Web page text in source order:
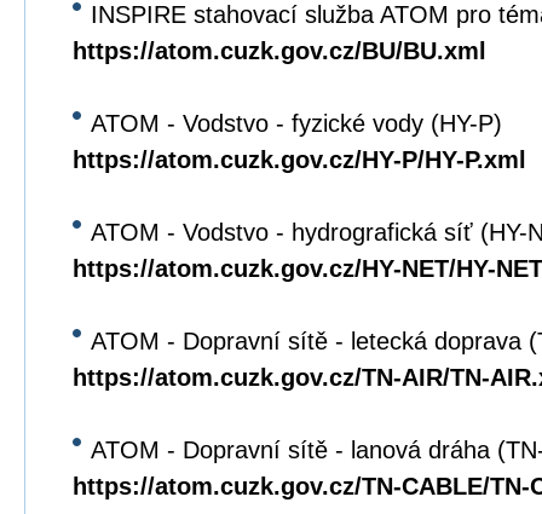
INSPIRE stahovací služba ATOM pro
https://atom.cuzk.gov.cz/BU/BU.xml
ATOM - Vodstvo - fyzické vody (HY-P)
https://atom.cuzk.gov.cz/HY-P/HY-P.xml
ATOM - Vodstvo - hydrografická síť (HY-
https://atom.cuzk.gov.cz/HY-NET/HY-
ATOM - Dopravní sítě - letecká doprava
https://atom.cuzk.gov.cz/TN-AIR/TN-
ATOM - Dopravní sítě - lanová dráha
https://atom.cuzk.gov.cz/TN-CABLE/TN-